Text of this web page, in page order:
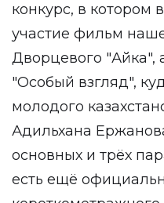
конкурс, в котором
участие фильм
Дворцевого "Айка",
"Особый взгляд",
молодого
Адильхана
основных и трёх
есть ещё